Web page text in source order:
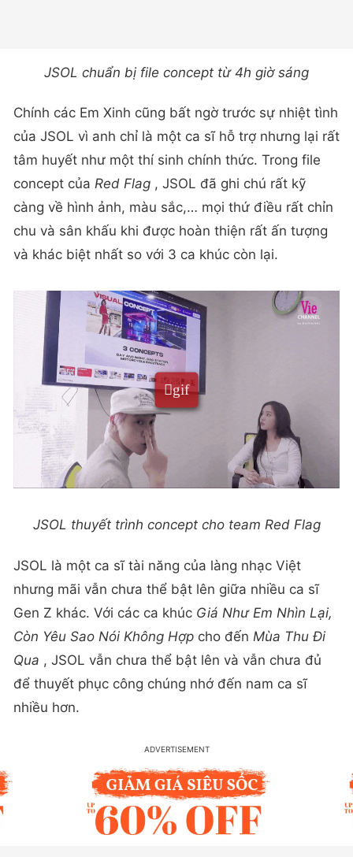
JSOL chuẩn bị file concept từ 4h giờ sáng
Chính các Em Xinh cũng bất ngờ trước sự nhiệt tình
của JSOL vì anh chỉ là một ca sĩ hỗ trợ nhưng lại rất
tâm huyết như một thí sinh chính thức. Trong file
concept của Red Flag , JSOL đã ghi chú rất kỹ
càng về hình ảnh, màu sắc,… mọi thứ điều rất chỉn
chu và sân khấu khi được hoàn thiện rất ấn tượng
và khác biệt nhất so với 3 ca khúc còn lại.
JSOL thuyết trình concept cho team Red Flag
JSOL là một ca sĩ tài năng của làng nhạc Việt
nhưng mãi vẫn chưa thể bật lên giữa nhiều ca sĩ
Gen Z khác. Với các ca khúc Giá Như Em Nhìn Lại,
Còn Yêu Sao Nói Không Hợp cho đến Mùa Thu Đi
Qua , JSOL vẫn chưa thể bật lên và vẫn chưa đủ
để thuyết phục công chúng nhớ đến nam ca sĩ
nhiều hơn.